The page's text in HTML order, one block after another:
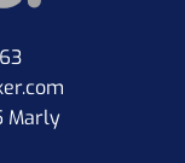
Marly